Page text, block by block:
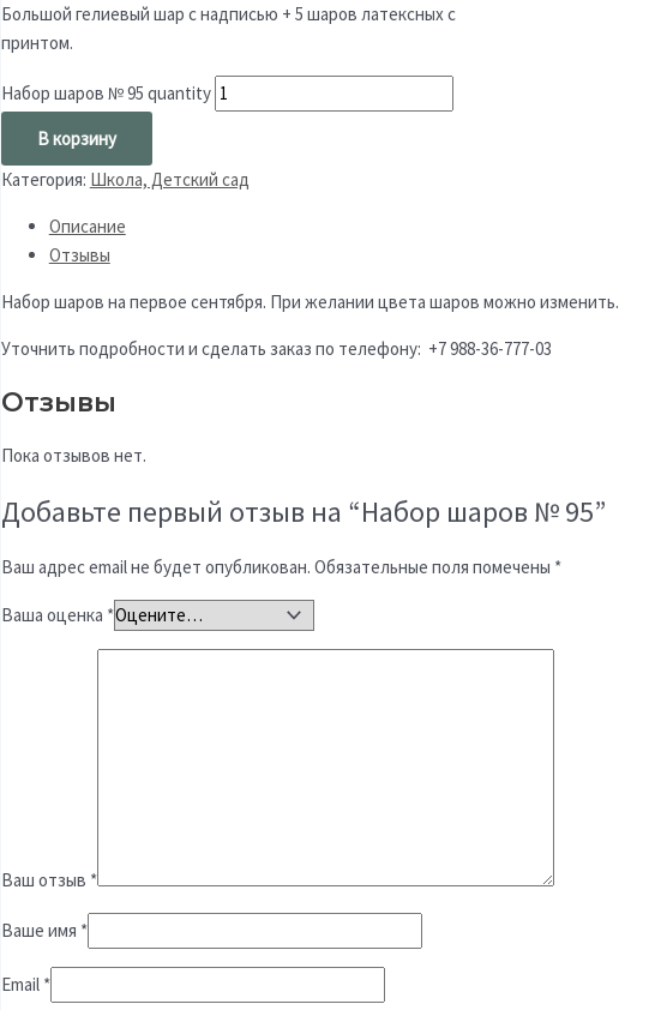
Большой гелиевый шар с надписью + 5 шаров латексных с
принтом.
Набор шаров № 95 quantity
В корзину
Категория: Школа, Детский сад
Описание
Отзывы
Набор шаров на первое сентября. При желании цвета шаров можно изменить.
Уточнить подробности и сделать заказ по телефону: +7 988-36-777-03
Отзывы
Пока отзывов нет.
Добавьте первый отзыв на “Набор шаров № 95”
Ваш адрес email не будет опубликован. Обязательные поля помечены *
Ваша оценка *
Ваш отзыв *
Ваше имя *
Email *